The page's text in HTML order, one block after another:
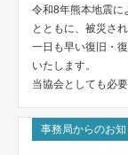
令和8年熊本地震により犠牲となられた方々に深く哀悼の意を表する
とともに、被災さ
一日も早い復旧・
いたします。
当協会としても必
事務局からのお